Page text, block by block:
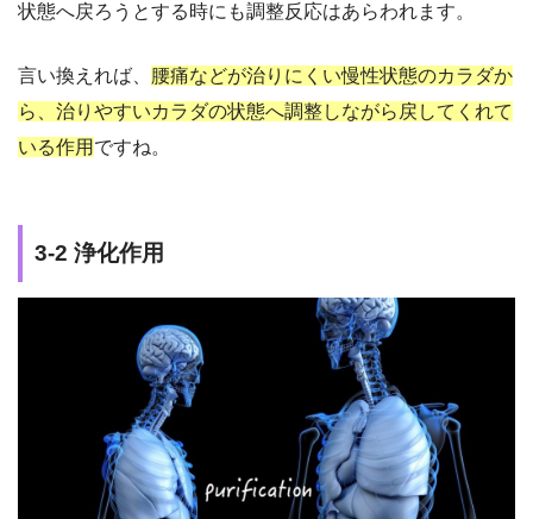
状態へ戻ろうとする時にも調整反応はあらわれます。
言い換えれば、 腰痛などが治りにくい慢性状態のカラダか
ら、治りやすいカラダの状態へ調整しながら戻してくれて
いる作用 ですね。
3-2 浄化作用